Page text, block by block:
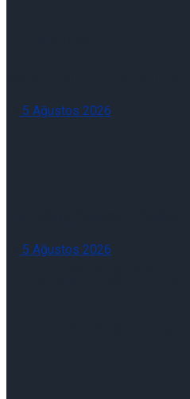
5 Ağustos 2026
5 Ağustos 2026